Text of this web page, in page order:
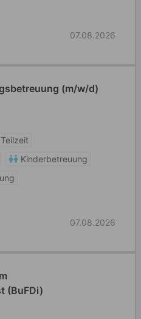
07.08.2026
(m/w/d)
Teilzeit
Kinderbetreuung
07.08.2026
(BuFDi)